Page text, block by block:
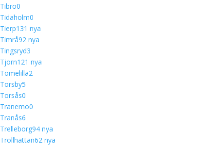
Tibro0
Tidaholm0
Tierp131 nya
Timrå92 nya
Tingsryd3
Tjörn121 nya
Tomelilla2
Torsby5
Torsås0
Tranemo0
Tranås6
Trelleborg94 nya
Trollhättan62 nya